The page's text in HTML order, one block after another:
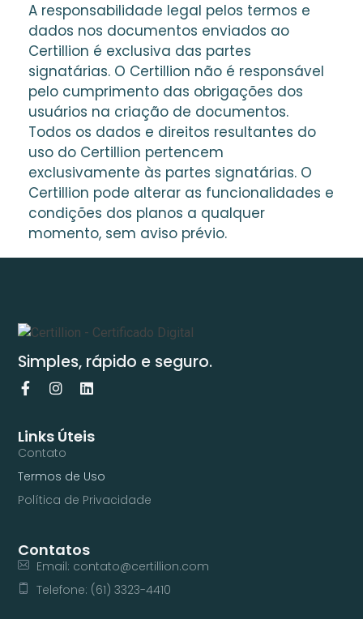
A responsabilidade legal pelos termos e
dados nos documentos enviados ao
Certillion é exclusiva das partes
signatárias. O Certillion não é responsável
pelo cumprimento das obrigações dos
usuários na criação de documentos.
Todos os dados e direitos resultantes do
uso do Certillion pertencem
exclusivamente às partes signatárias. O
Certillion pode alterar as funcionalidades e
condições dos planos a qualquer
momento, sem aviso prévio.
Simples, rápido e seguro.
Links Úteis
Contato
Termos de Uso
Política de Privacidade
Contatos
Email: contato@certillion.com
Telefone: (61) 3323-4410